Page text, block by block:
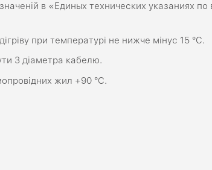
в «Единых технических указаниях по
при температурі не нижче мінус 15 °C.
3 діаметра кабелю.
жил +90 °C.